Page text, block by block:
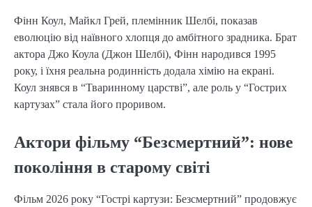
Фінн Коул, Майкл Грей, племінник Шелбі, показав
еволюцію від наївного хлопця до амбітного зрадника. Брат
актора Джо Коула (Джон Шелбі), Фінн народився 1995
року, і їхня реальна родинність додала хімію на екрані.
Коул знявся в “Тваринному царстві”, але роль у “Гострих
картузах” стала його проривом.
Актори фільму “Безсмертний”: нове
покоління в старому світі
Фільм 2026 року “Гострі картузи: Безсмертний” продовжує